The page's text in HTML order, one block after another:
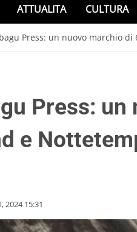
ATTUALITA CULTURA
Press: un nuovo marchio
Press:
e
2024 15:31